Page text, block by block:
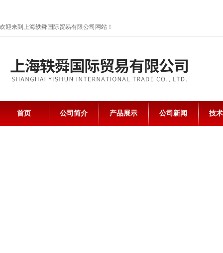
欢迎来到上海轶舜国际贸易有限公司网站！
首页 公司简介 产品展示 公司新闻 技